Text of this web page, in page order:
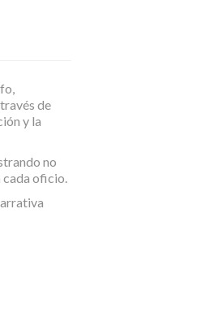
de
y la
no
cada oficio.